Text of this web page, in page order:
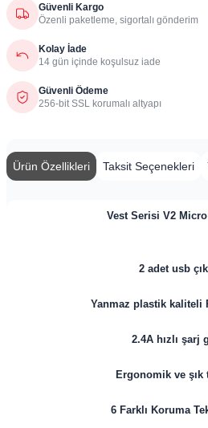
Güvenli Kargo
Özenli paketleme, sigortalı gönderim
Kolay İade
14 gün içinde koşulsuz iade
Güvenli Ödeme
256-bit SSL korumalı altyapı
Ürün Özellikleri Taksit Seçenekleri
Vest Serisi V2
2 adet usb
Yanmaz plastik kaliteli
2.4A hızlı şarj
Ergonomik ve şık
6 Farklı Koruma